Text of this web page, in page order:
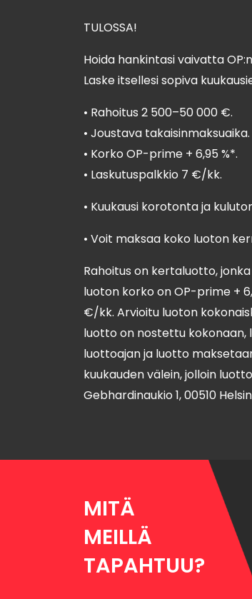
TULOSSA!
Hoida hankintasi vaivatta
Laske itsellesi sopiva
• Rahoitus 2 500–50 000 €.
• Joustava takaisinmaksuaika.
• Korko OP-prime + 6,95 %*.
• Laskutuspalkkio 7 €/kk.
• Kuukausi korotonta ja
• Voit maksaa koko luoton
Rahoitus on kertaluotto,
luoton korko on OP-prime +
€/kk. Arvioitu luoton
luotto on nostettu kokonaan,
luottoajan ja luotto
kuukauden välein, jolloin
Gebhardinaukio 1, 00510
MITÄ
MEILLÄ
TAPAHTUU?